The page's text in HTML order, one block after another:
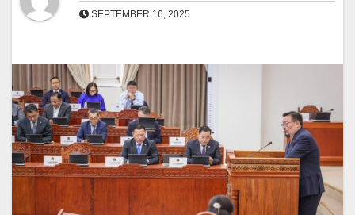
SEPTEMBER 16, 2025